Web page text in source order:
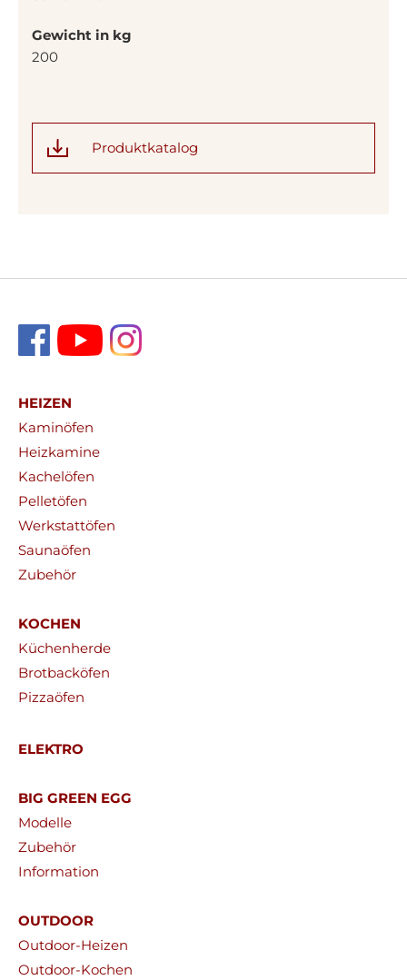
Gewicht in kg
200
Produktkatalog
HEIZEN
Kaminöfen
Heizkamine
Kachelöfen
Pelletöfen
Werkstattöfen
Saunaöfen
Zubehör
KOCHEN
Küchenherde
Brotbacköfen
Pizzaöfen
ELEKTRO
BIG GREEN EGG
Modelle
Zubehör
Information
OUTDOOR
Outdoor-Heizen
Outdoor-Kochen